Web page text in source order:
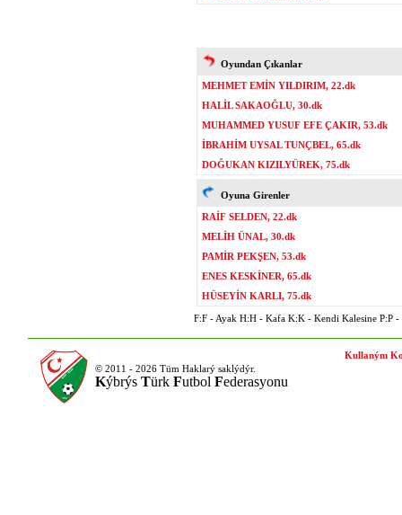
Oyundan Çıkanlar
MEHMET EMİN YILDIRIM, 22.dk
HALİL SAKAOĞLU, 30.dk
MUHAMMED YUSUF EFE ÇAKIR, 53.dk
İBRAHİM UYSAL TUNÇBEL, 65.dk
DOĞUKAN KIZILYÜREK, 75.dk
Oyuna Girenler
RAİF SELDEN, 22.dk
MELİH ÜNAL, 30.dk
PAMİR PEKŞEN, 53.dk
ENES KESKİNER, 65.dk
HÜSEYİN KARLI, 75.dk
F:F - Ayak H:H - Kafa K:K - Kendi Kalesine P:P -
© 2011 - 2026 Tüm Haklarý saklýdýr.
Kýbrýs Türk Futbol Federasyonu
Kullaným